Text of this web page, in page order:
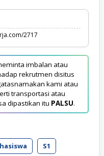
2717
imbalan atau
rekrutmen disitus
kami atau
transportasi atau
dipastikan itu PALSU.
S1